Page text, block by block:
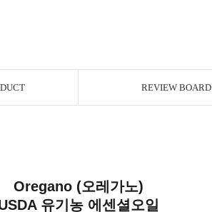
REVIEW BOARD
Oregano (오레가노)
유기농 에센셜오일